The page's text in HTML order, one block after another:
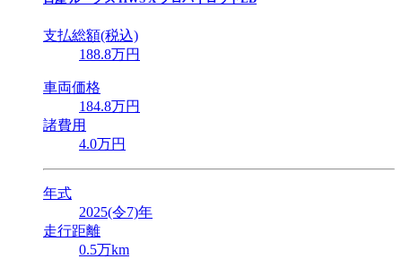
支払総額(税込)
188.8万円
車両価格
184.8万円
諸費用
4.0万円
年式
2025(令7)年
走行距離
0.5万km